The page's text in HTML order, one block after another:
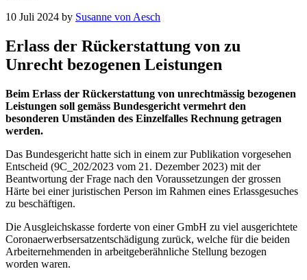
10 Juli 2024 by Susanne von Aesch
Erlass der Rückerstattung von zu
Unrecht bezogenen Leistungen
Beim Erlass der Rückerstattung von unrechtmässig bezogenen
Leistungen soll gemäss Bundesgericht vermehrt den
besonderen Umständen des Einzelfalles Rechnung getragen
werden.
Das Bundesgericht hatte sich in einem zur Publikation vorgesehen
Entscheid (9C_202/2023 vom 21. Dezember 2023) mit der
Beantwortung der Frage nach den Voraussetzungen der grossen
Härte bei einer juristischen Person im Rahmen eines Erlassgesuches
zu beschäftigen.
Die Ausgleichskasse forderte von einer GmbH zu viel ausgerichtete
Coronaerwerbsersatzentschädigung zurück, welche für die beiden
Arbeiternehmenden in arbeitgeberähnliche Stellung bezogen
worden waren.